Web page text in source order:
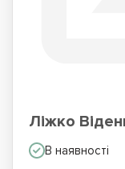
Ліжко
В наявності